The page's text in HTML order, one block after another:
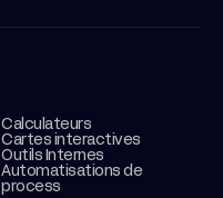
Calculateurs
Cartes interactives
Outils Internes
Automatisations de
process